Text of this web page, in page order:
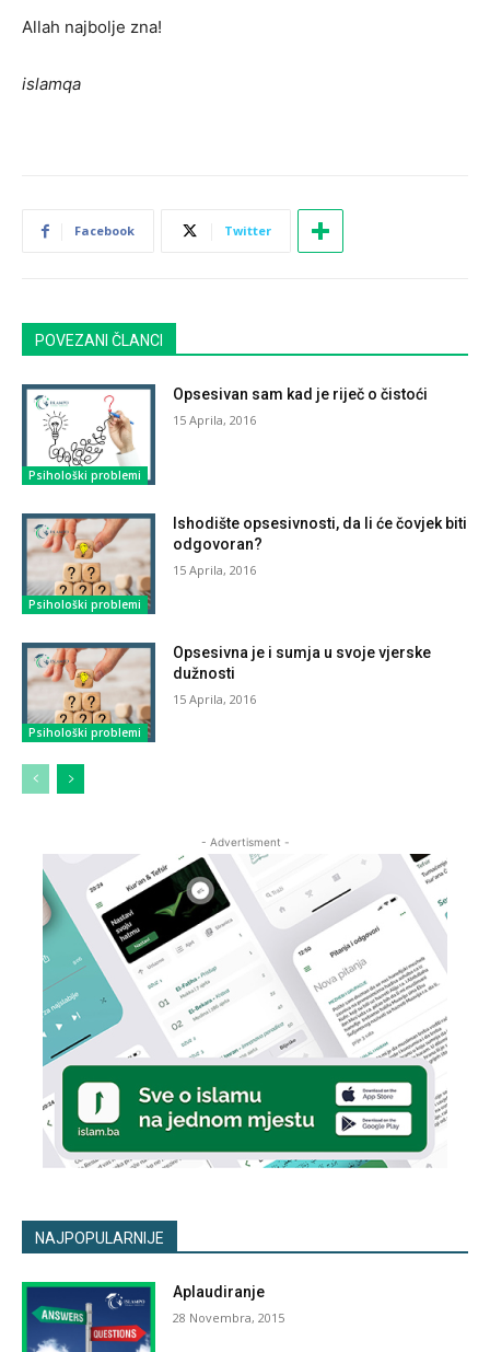
Allah najbolje zna!
islamqa
Facebook Twitter
POVEZANI ČLANCI
Psihološki problemi
Opsesivan sam kad je riječ o čistoći
15 Aprila, 2016
Psihološki problemi
Ishodište opsesivnosti, da li će čovjek biti
odgovoran?
15 Aprila, 2016
Psihološki problemi
Opsesivna je i sumja u svoje vjerske
dužnosti
15 Aprila, 2016
- Advertisment -
NAJPOPULARNIJE
Aplaudiranje
28 Novembra, 2015